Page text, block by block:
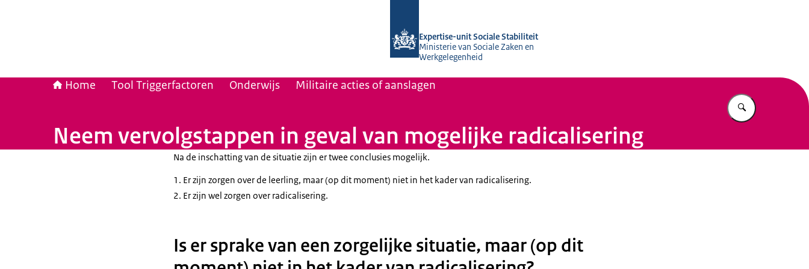
Expertise-unit Sociale Stabiliteit
Ministerie van Sociale Zaken en
Werkgelegenheid
Home Tool Triggerfactoren Onderwijs Militaire acties of aanslagen
Vul in wat u
Neem vervolgstappen in geval van mogelijke radicalisering
Na de inschatting van de situatie zijn er twee conclusies mogelijk.
Er zijn zorgen over de leerling, maar (op dit moment) niet in het kader van radicalisering.
Er zijn wel zorgen over radicalisering.
Is er sprake van een zorgelijke situatie, maar (op dit